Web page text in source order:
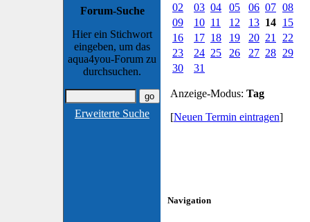
Forum-Suche
Hier ein Stichwort
eingeben, um das
aqua4you-Forum zu
durchsuchen.
Erweiterte Suche
02
03 04 05 06 07 08
09
10 11 12 13 14 15
16
17 18 19 20 21
22
23
24 25 26 27 28 29
30
31
Anzeige-Modus: Tag
[Neuen Termin eintragen]
Navigation